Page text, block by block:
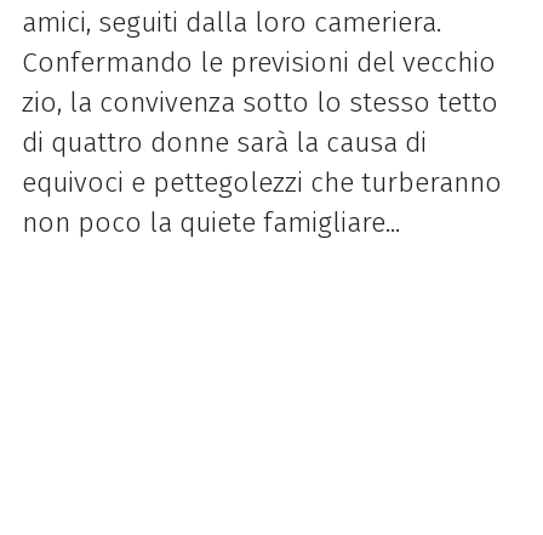
amici, seguiti dalla loro cameriera.
Confermando le previsioni del vecchio
zio, la convivenza sotto lo stesso tetto
di quattro donne sarà la causa di
equivoci e pettegolezzi che turberanno
non poco la quiete famigliare...